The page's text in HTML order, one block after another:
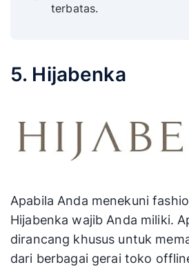
terbatas.
5. Hijabenka
Apabila Anda menekuni
Hijabenka wajib Anda miliki.
dirancang khusus untuk
dari berbagai gerai toko